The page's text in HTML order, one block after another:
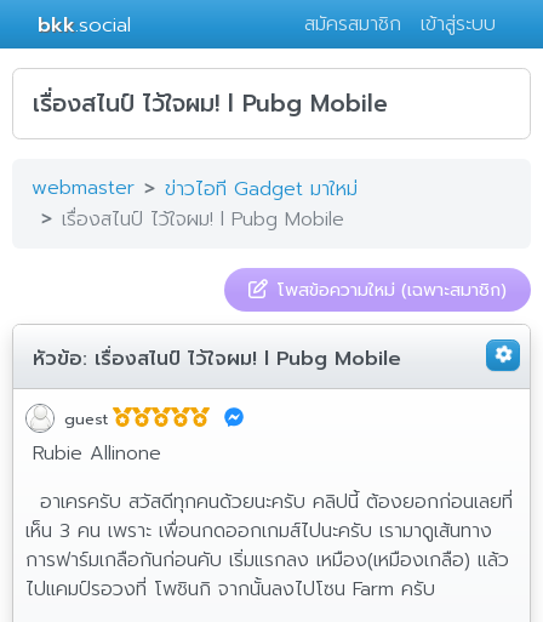
bkk.social สมัครสมาชิก เข้าสู่ระบบ
เรื่องสไนป์ ไว้ใจผม! l Pubg Mobile
webmaster
ข่าวไอที Gadget มาใหม่
เรื่องสไนป์ ไว้ใจผม! l Pubg Mobile
โพสข้อความใหม่ (เฉพาะสมาชิก)
หัวข้อ: เรื่องสไนป์ ไว้ใจผม! l Pubg Mobile
guest
Rubie Allinone
อาเครครับ สวัสดีทุกคนด้วยนะครับ คลิปนี้ ต้องยอกก่อนเลยที่
เห็น 3 คน เพราะ เพื่อนกดออกเกมส์ไปนะครับ เรามาดูเส้นทาง
การฟาร์มเกลือกันก่อนคับ เริ่มแรกลง เหมือง(เหมืองเกลือ) แล้ว
ไปแคมป์รอวงที่ โพชินกิ จากนั้นลงไปโซน Farm ครับ